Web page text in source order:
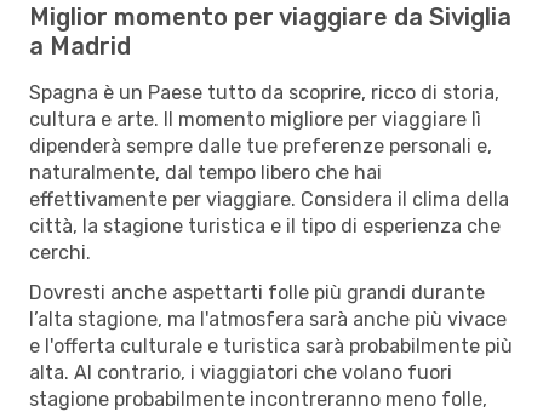
Miglior momento per viaggiare da Siviglia
a Madrid
Spagna è un Paese tutto da scoprire, ricco di storia,
cultura e arte. Il momento migliore per viaggiare lì
dipenderà sempre dalle tue preferenze personali e,
naturalmente, dal tempo libero che hai
effettivamente per viaggiare. Considera il clima della
città, la stagione turistica e il tipo di esperienza che
cerchi.
Dovresti anche aspettarti folle più grandi durante
l’alta stagione, ma l'atmosfera sarà anche più vivace
e l'offerta culturale e turistica sarà probabilmente più
alta. Al contrario, i viaggiatori che volano fuori
stagione probabilmente incontreranno meno folle,